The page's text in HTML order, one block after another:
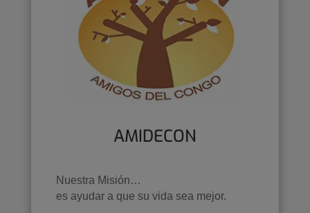
AMIDECON
Nuestra Misión…
es ayudar a que su vida sea mejor.